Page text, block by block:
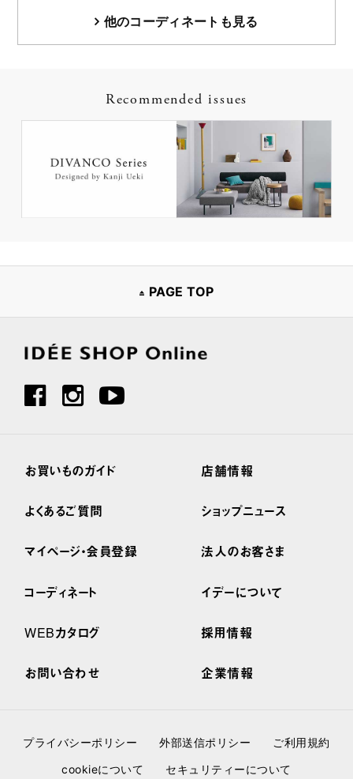
他のコーディネートも見る
Recommended issues
PAGE TOP
お買いものガイド
よくあるご質問
マイページ・会員登録
コーディネート
WEBカタログ
お問い合わせ
店舗情報
ショップニュース
法人のお客さま
イデーについて
採用情報
企業情報
プライバシーポリシー 外部送信ポリシー
ご利用規約
cookieについて
セキュリティーについて